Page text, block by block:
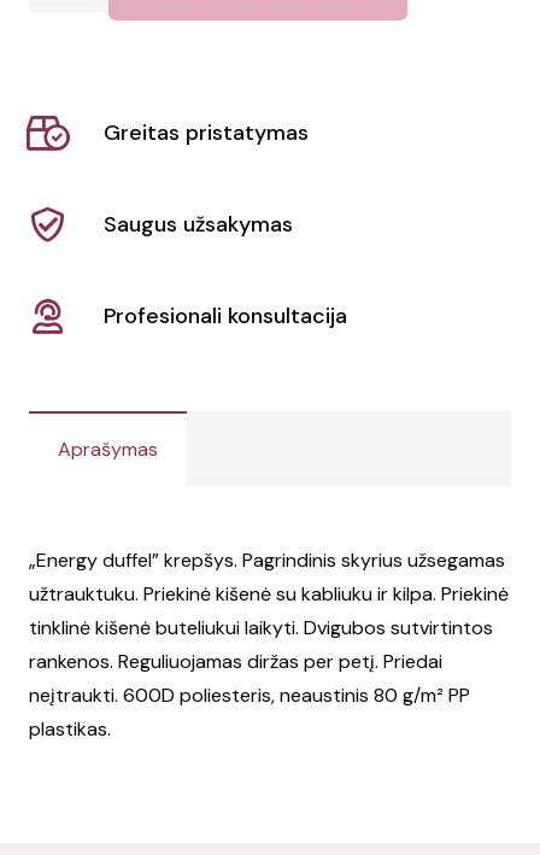
Greitas pristatymas
Saugus užsakymas
Profesionali konsultacija
Aprašymas
„Energy duffel” krepšys. Pagrindinis skyrius užsegamas
užtrauktuku. Priekinė kišenė su kabliuku ir kilpa. Priekinė
tinklinė kišenė buteliukui laikyti. Dvigubos sutvirtintos
rankenos. Reguliuojamas diržas per petį. Priedai
neįtraukti. 600D poliesteris, neaustinis 80 g/m² PP
plastikas.